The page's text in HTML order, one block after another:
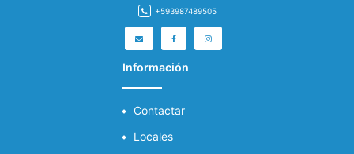
+593987489505
Información
Contactar
Locales